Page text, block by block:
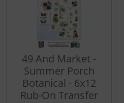
49 And Market -
Summer Porch
Botanical - 6x12
Rub-On Transfer